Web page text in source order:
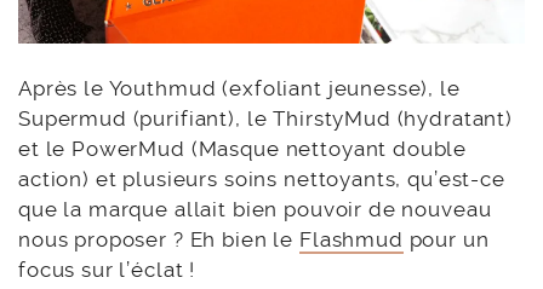
Après le Youthmud (exfoliant jeunesse), le
Supermud (purifiant), le ThirstyMud (hydratant)
et le PowerMud (Masque nettoyant double
action) et plusieurs soins nettoyants, qu’est-ce
que la marque allait bien pouvoir de nouveau
nous proposer ? Eh bien le Flashmud pour un
focus sur l’éclat !